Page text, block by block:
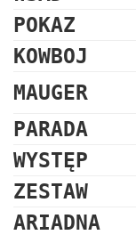
POKAZ
KOWBOJ
MAUGER
PARADA
WYSTĘP
ZESTAW
ARIADNA